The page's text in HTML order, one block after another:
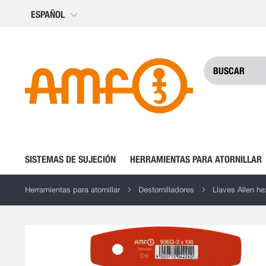
ESPAÑOL
SISTEMAS DE SUJECIÓN HERRAMIENTAS PARA ATORNILLAR
Herramientas para atornillar Destornilladores Llaves Allen